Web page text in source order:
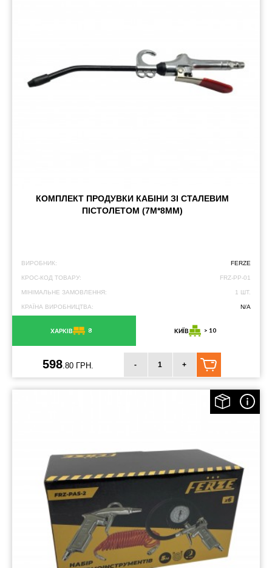
КОМПЛЕКТ ПРОДУВКИ КАБІНИ ЗІ СТАЛЕВИМ
ПІСТОЛЕТОМ (7М*8ММ)
ВИРОБНИК: FERZE
КРОС-КОД ТОВАРУ: FRZ-PP-01
МІНІМАЛЬНЕ ЗАМОВЛЕННЯ: 1 ШТ.
КРАЇНА ВИРОБНИЦТВА: N/A
ХАРКІВ 8 КИЇВ > 10
598.80 ГРН. - +